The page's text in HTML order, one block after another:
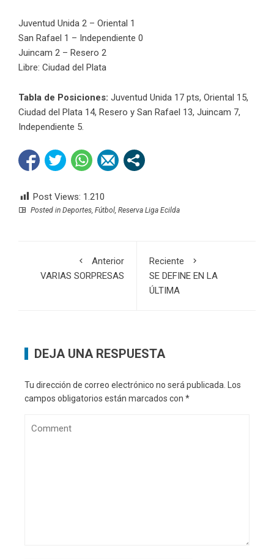
Juventud Unida 2 – Oriental 1
San Rafael 1 – Independiente 0
Juincam 2 – Resero 2
Libre: Ciudad del Plata
Tabla de Posiciones: Juventud Unida 17 pts, Oriental 15,
Ciudad del Plata 14, Resero y San Rafael 13, Juincam 7,
Independiente 5.
Post Views: 1.210
Posted in Deportes, Fútbol, Reserva Liga Ecilda
Anterior
VARIAS SORPRESAS
Reciente
SE DEFINE EN LA
ÚLTIMA
DEJA UNA RESPUESTA
Tu dirección de correo electrónico no será publicada.
Los
campos obligatorios están marcados con *